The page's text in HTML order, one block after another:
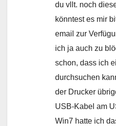
du vllt. noch
könntest es mir
email zur
ich ja auch zu
schon, dass ich
durchsuchen
der Drucker
USB-Kabel am
Win7 hatte ich